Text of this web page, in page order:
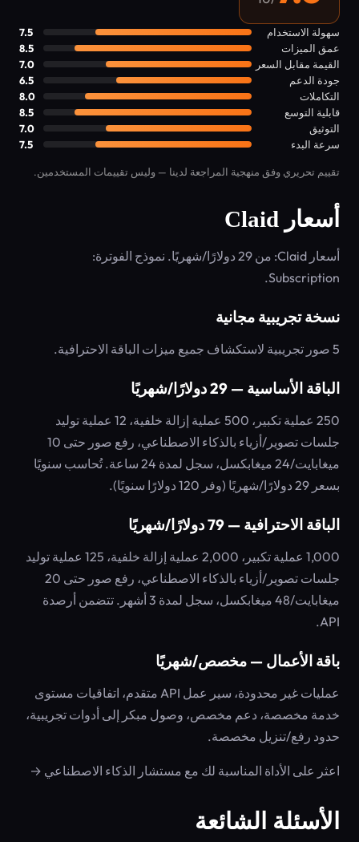
سهولة الاستخدام
7.5
عمق الميزات
8.5
القيمة مقابل السعر
7.0
جودة الدعم
6.5
التكاملات
8.0
قابلية التوسع
8.5
التوثيق
7.0
سرعة البدء
7.5
تقييم تحريري وفق منهجية المراجعة لدينا — وليس تقييمات المستخدمين.
أسعار Claid
أسعار Claid: من 29 دولارًا/شهريًا. نموذج الفوترة:
Subscription.
نسخة تجريبية مجانية
5 صور تجريبية لاستكشاف جميع ميزات الباقة الاحترافية.
الباقة الأساسية — 29 دولارًا/شهريًا
250 عملية تكبير، 500 عملية إزالة خلفية، 12 عملية توليد
جلسات تصوير/أزياء بالذكاء الاصطناعي، رفع صور حتى 10
ميغابايت/24 ميغابكسل، سجل لمدة 24 ساعة. تُحاسب سنويًا
بسعر 29 دولارًا/شهريًا (وفر 120 دولارًا سنويًا).
الباقة الاحترافية — 79 دولارًا/شهريًا
1,000 عملية تكبير، 2,000 عملية إزالة خلفية، 125 عملية توليد
جلسات تصوير/أزياء بالذكاء الاصطناعي، رفع صور حتى 20
ميغابايت/48 ميغابكسل، سجل لمدة 3 أشهر. تتضمن أرصدة
API.
باقة الأعمال — مخصص/شهريًا
عمليات غير محدودة، سير عمل API متقدم، اتفاقيات مستوى
خدمة مخصصة، دعم مخصص، وصول مبكر إلى أدوات تجريبية،
حدود رفع/تنزيل مخصصة.
اعثر على الأداة المناسبة لك مع مستشار الذكاء الاصطناعي →
الأسئلة الشائعة